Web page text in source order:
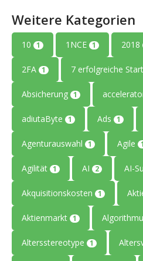
Weitere Kategorien
10 1 1NCE 1 2018
2FA 1 7 erfolgreiche
Absicherung 1
adiutaByte 1 Ads 1
Agenturauswahl 1 Agile
Agilität 1 AI 2 AI-
Akquisitionskosten 1
Aktienmarkt 1
Altersstereotype 1